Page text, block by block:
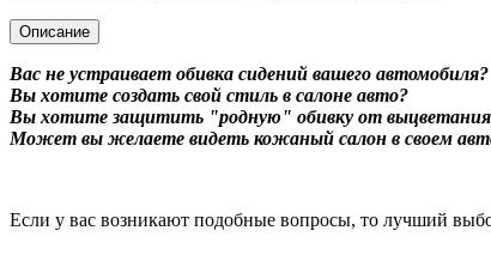
Описание
Вас не устраивает обивка сидений вашего автомобиля?
Вы хотите создать свой стиль в салоне авто?
Вы хотите защитить "родную" обивку от выцветания
Может вы желаете видеть кожаный салон в своем
Если у вас возникают подобные вопросы, то лучший